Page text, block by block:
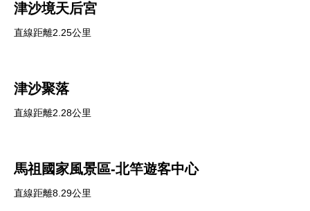
津沙境天后宮
直線距離2.25公里
津沙聚落
直線距離2.28公里
馬祖國家風景區-北竿遊客中心
直線距離8.29公里